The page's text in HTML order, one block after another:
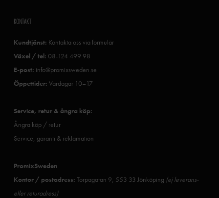
KONTAKT
Kundtjänst: Kontakta oss via formulär
Växel / tel: 08-124 499 98
E-post: info@promixsweden.se
Öppettider: Vardagar 10–17
Service, retur & ångra köp:
Ångra köp / retur
Service, garanti & reklamation
PromixSweden
Kontor / postadress: Torpagatan 9, 553 33 Jönköping (ej leverans-
eller returadress)